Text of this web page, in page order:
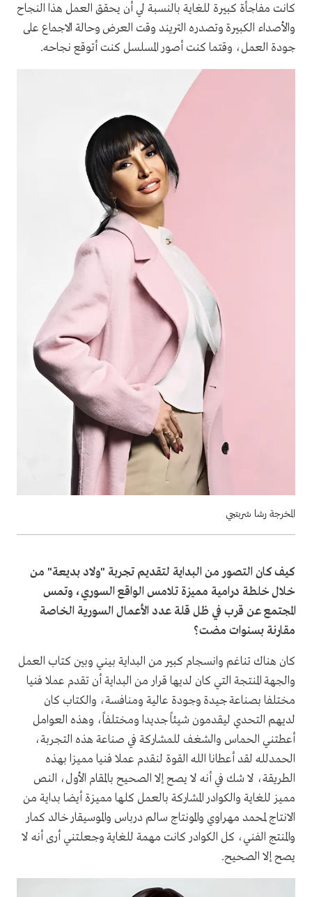
كانت مفاجأة كبيرة للغاية بالنسبة لي أن يحقق العمل هذا النجاح
والأصداء الكبيرة وتصدره التريند وقت العرض وحالة الاجماع على
جودة العمل، وقتما كنت أصور المسلسل كنت أتوقع نجاحه.
المخرجة رشا شربتجي
كيف كان التصور من البداية لتقديم تجربة "ولاد بديعة" من
خلال خلطة درامية مميزة تلامس الواقع السوري، وتمس
المجتمع عن قرب في ظل قلة عدد الأعمال السورية الخاصة
مقارنة بسنوات مضت؟
كان هناك تناغم وانسجام كبير من البداية بيني وبين كتاب العمل
والجهة المنتجة التي كان لديها قرار من البداية أن تقدم عملا فنيا
مختلفا بصناعة جيدة وجودة عالية ومنافسة، والكتاب كان
لديهم التحدي ليقدمون شيئاً جديدا ومختلفاً، وهذه العوامل
أعطتني الحماس والشغف للمشاركة في صناعة هذه التجربة،
الحمدلله لقد أعطانا الله القوة لنقدم عملا فنيا مميزا بهذه
الطريقة، لا شك في أنه لا يصح إلا الصحيح بالمقام الأول، النص
مميز للغاية والكوادر المشاركة بالعمل كلها مميزة أيضا بداية من
الانتاج لمحمد مهراوي والمونتاج سالم درباس والموسيقار خالد كمار
والمنتج الفني، كل الكوادر كانت مهمة للغاية وجعلتني أرى أنه لا
يصح إلا الصحيح.